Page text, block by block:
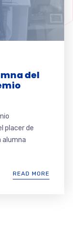
del
placer de
alumna
READ MORE